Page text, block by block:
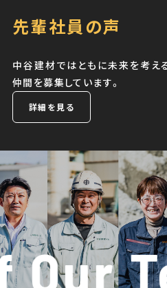
先輩社員の声
中谷建材ではともに未来を考
仲間を募集しています。
詳細を見る
Our